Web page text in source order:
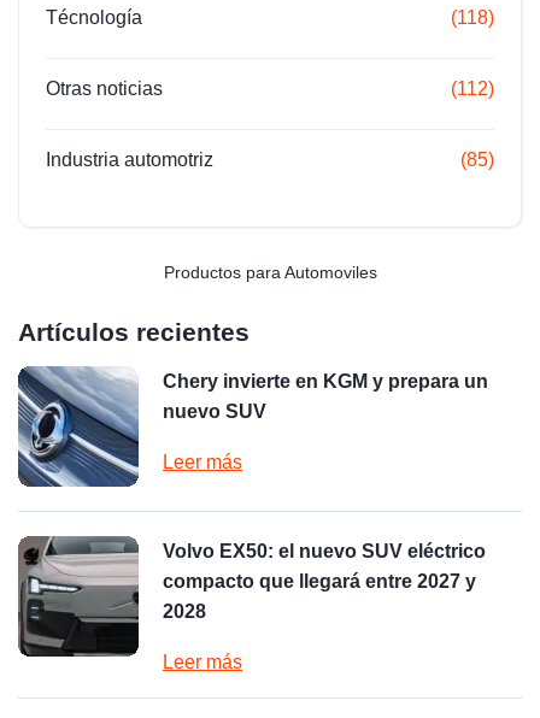
Técnología (118)
Otras noticias (112)
Industria automotriz (85)
Productos para Automoviles
Artículos recientes
Chery invierte en KGM y prepara un
nuevo SUV
Leer más
Volvo EX50: el nuevo SUV eléctrico
compacto que llegará entre 2027 y
2028
Leer más